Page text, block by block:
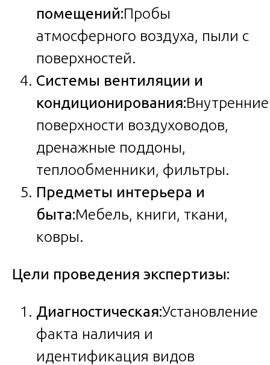
помещений:Пробы
атмосферного воздуха, пыли с
поверхностей.
Системы вентиляции и
кондиционирования:Внутренние
поверхности воздуховодов,
дренажные поддоны,
теплообменники, фильтры.
Предметы интерьера и
быта:Мебель, книги, ткани,
ковры.
Цели проведения экспертизы:
Диагностическая:Установление
факта наличия и
идентификация видов